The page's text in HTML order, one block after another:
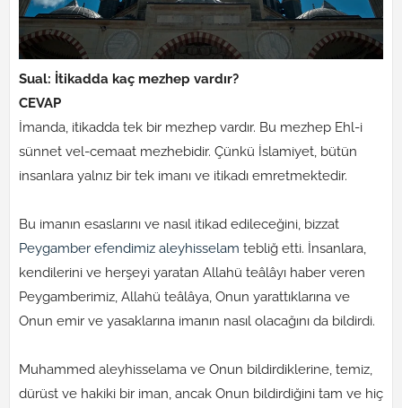
Sual: İtikadda kaç mezhep vardır?
CEVAP
İmanda, itikadda tek bir mezhep vardır. Bu mezhep Ehl-i
sünnet vel-cemaat mezhebidir. Çünkü İslamiyet, bütün
insanlara yalnız bir tek imanı ve itikadı emretmektedir.
Bu imanın esaslarını ve nasıl itikad edileceğini, bizzat
Peygamber efendimiz aleyhisselam tebliğ etti. İnsanlara,
kendilerini ve herşeyi yaratan Allahü teâlâyı haber veren
Peygamberimiz, Allahü teâlâya, Onun yarattıklarına ve
Onun emir ve yasaklarına imanın nasıl olacağını da bildirdi.
Muhammed aleyhisselama ve Onun bildirdiklerine, temiz,
dürüst ve hakiki bir iman, ancak Onun bildirdiğini tam ve hiç